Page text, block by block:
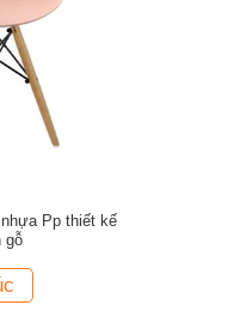
Pp thiết kế
gỗ